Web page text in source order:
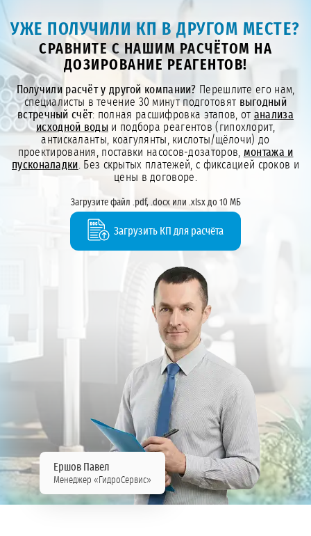
УЖЕ ПОЛУЧИЛИ КП В ДРУГОМ МЕСТЕ?
СРАВНИТЕ С НАШИМ РАСЧЁТОМ НА
ДОЗИРОВАНИЕ РЕАГЕНТОВ!
Получили расчёт у другой компании? Перешлите его нам,
специалисты в течение 30 минут подготовят выгодный
встречный счёт: полная расшифровка этапов, от анализа
исходной воды и подбора реагентов (гипохлорит,
антискаланты, коагулянты, кислоты/щёлочи) до
проектирования, поставки насосов-дозаторов, монтажа и
пусконаладки . Без скрытых платежей, с фиксацией сроков и
цены в договоре.
Загрузите файл .pdf, .docx или .xlsx до 10 МБ
Загрузить КП для расчёта
Ершов Павел
Менеджер «ГидроСервис»